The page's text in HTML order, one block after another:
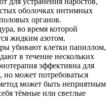
оболочках интимных
органов.
во время которой
жидким азотом.
убивают клетки папиллом,
в течение нескольких
эффективна для
может потребоваться
может быть неприятным
тёмные или светлые